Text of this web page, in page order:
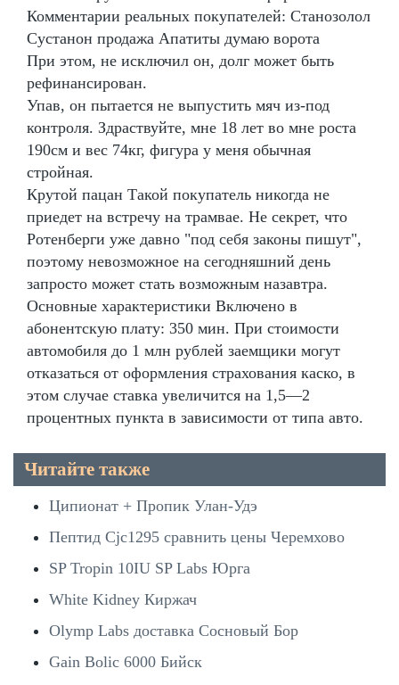
Комментарии реальных покупателей: Станозолол
Сустанон продажа Апатиты думаю ворота
При этом, не исключил он, долг может быть
рефинансирован.
Упав, он пытается не выпустить мяч из-под
контроля. Здраствуйте, мне 18 лет во мне роста
190см и вес 74кг, фигура у меня обычная
стройная.
Крутой пацан Такой покупатель никогда не
приедет на встречу на трамвае. Не секрет, что
Ротенберги уже давно "под себя законы пишут",
поэтому невозможное на сегодняшний день
запросто может стать возможным назавтра.
Основные характеристики Включено в
абонентскую плату: 350 мин. При стоимости
автомобиля до 1 млн рублей заемщики могут
отказаться от оформления страхования каско, в
этом случае ставка увеличится на 1,5—2
процентных пункта в зависимости от типа авто.
Читайте также
Ципионат + Пропик Улан-Удэ
Пептид Cjc1295 сравнить цены Черемхово
SP Tropin 10IU SP Labs Юрга
White Kidney Киржач
Olymp Labs доставка Сосновый Бор
Gain Bolic 6000 Бийск